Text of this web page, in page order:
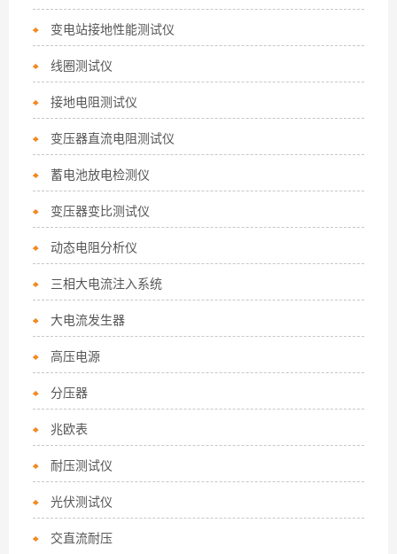
变电站接地性能测试仪
线圈测试仪
接地电阻测试仪
变压器直流电阻测试仪
蓄电池放电检测仪
变压器变比测试仪
动态电阻分析仪
三相大电流注入系统
大电流发生器
高压电源
分压器
兆欧表
耐压测试仪
光伏测试仪
交直流耐压